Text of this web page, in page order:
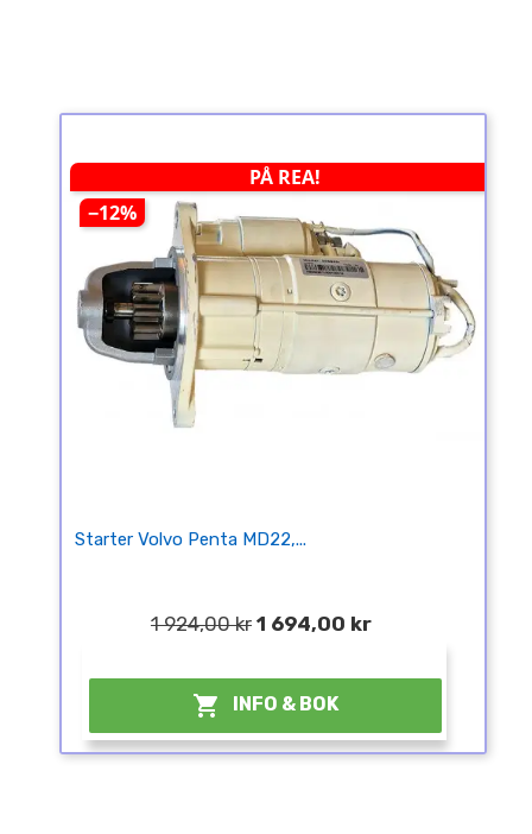
PÅ REA!
−12%
Starter Volvo Penta MD22,...
1 924,00 kr 1 694,00 kr
 INFO & BOK